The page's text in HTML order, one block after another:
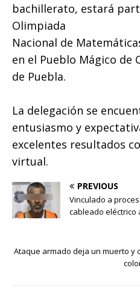
bachillerato, estará
Olimpiada
Nacional de
en el Pueblo Mágico de
de Puebla.
La delegación se
entusiasmo y
excelentes resultados
virtual.
PREVIOUS
Vinculado a
cableado eléctrico
Ataque armado deja un muerto y